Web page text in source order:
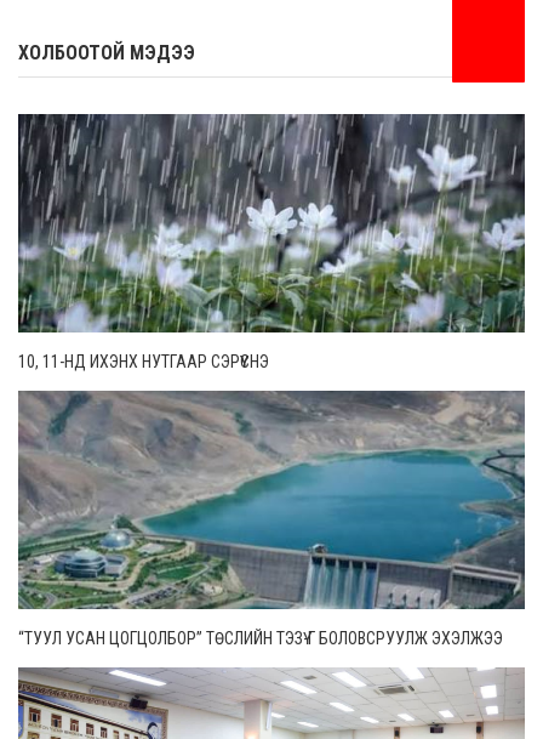
ХОЛБООТОЙ МЭДЭЭ
10, 11-НД ИХЭНХ НУТГААР СЭРҮҮСНЭ
“ТУУЛ УСАН ЦОГЦОЛБОР” ТӨСЛИЙН ТЭЗҮ-Г БОЛОВСРУУЛЖ ЭХЭЛЖЭЭ